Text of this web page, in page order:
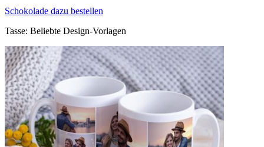
Schokolade dazu bestellen
Tasse: Beliebte Design-Vorlagen